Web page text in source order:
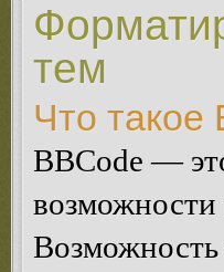
тем
Что такое
BBCode —
Возможность